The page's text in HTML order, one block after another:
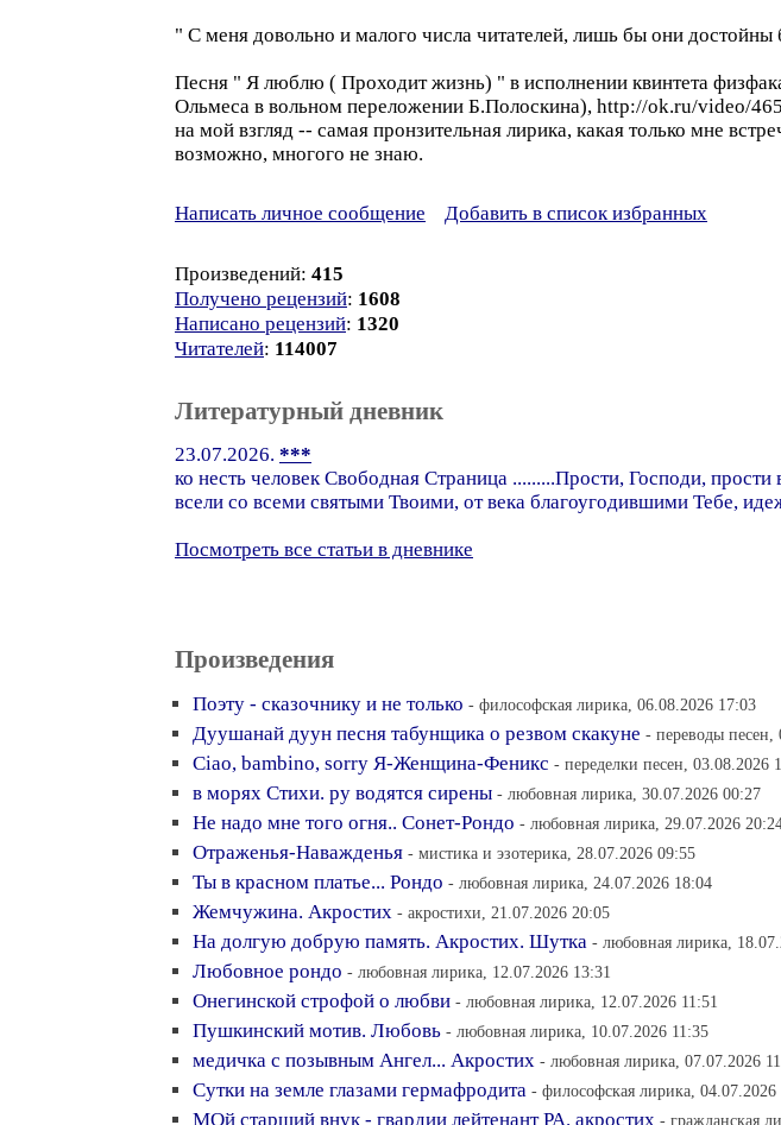
" С меня довольно и малого числа читателей, лишь бы они
Песня " Я люблю ( Проходит жизнь) " в исполнении квинтета
Ольмеса в вольном переложении Б.Полоскина), http://ok.ru/video/
на мой взгляд -- самая пронзительная лирика, какая только мне
возможно, многого не знаю.
Написать личное сообщение Добавить в список избранных
Произведений: 415
Получено рецензий: 1608
Написано рецензий: 1320
Читателей: 114007
Литературный дневник
23.07.2026. ***
ко несть человек Свободная Страница .........Прости, Господи,
всели со всеми святыми Твоими, от века благоугодившими Тебе,
Посмотреть все статьи в дневнике
Произведения
Поэту - сказочнику и не только - философская лирика, 06.08.2026 17:03
Дуушанай дуун песня табунщика о резвом скакуне - переводы песен,
Ciao, bambino, sorry Я-Женщина-Феникс - переделки песен, 03.08.2026
в морях Стихи. ру водятся сирены - любовная лирика, 30.07.2026 00:27
Не надо мне того огня.. Сонет-Рондо - любовная лирика, 29.07.2026
Отраженья-Наважденья - мистика и эзотерика, 28.07.2026 09:55
Ты в красном платье... Рондо - любовная лирика, 24.07.2026 18:04
Жемчужина. Акростих - акростихи, 21.07.2026 20:05
На долгую добрую память. Акростих. Шутка - любовная лирика,
Любовное рондо - любовная лирика, 12.07.2026 13:31
Онегинской строфой о любви - любовная лирика, 12.07.2026 11:51
Пушкинский мотив. Любовь - любовная лирика, 10.07.2026 11:35
медичка с позывным Ангел... Акростих - любовная лирика, 07.07.2026
Сутки на земле глазами гермафродита - философская лирика, 04.07.2026
МОй старший внук - гвардии лейтенант РА. акростих - гражданская